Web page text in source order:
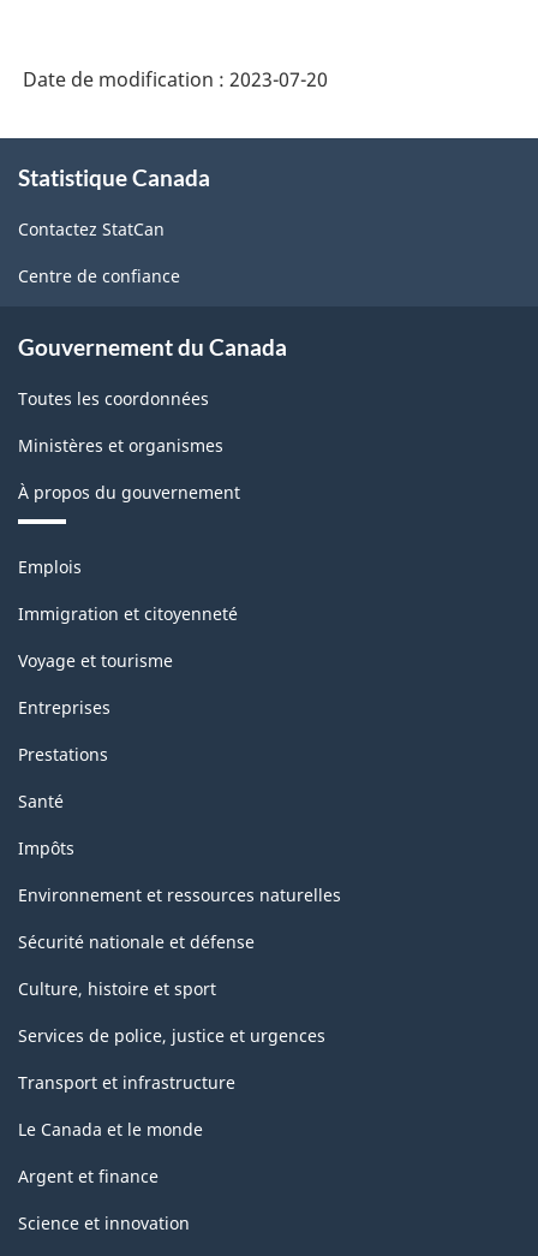
Date de modification : 2023-07-20
propos
ce
site
Statistique Canada
Contactez StatCan
Centre de confiance
Gouvernement du Canada
Toutes les coordonnées
Ministères et organismes
À propos du gouvernement
Thèmes
sujets
Emplois
Immigration et citoyenneté
Voyage et tourisme
Entreprises
Prestations
Santé
Impôts
Environnement et ressources naturelles
Sécurité nationale et défense
Culture, histoire et sport
Services de police, justice et urgences
Transport et infrastructure
Le Canada et le monde
Argent et finance
Science et innovation